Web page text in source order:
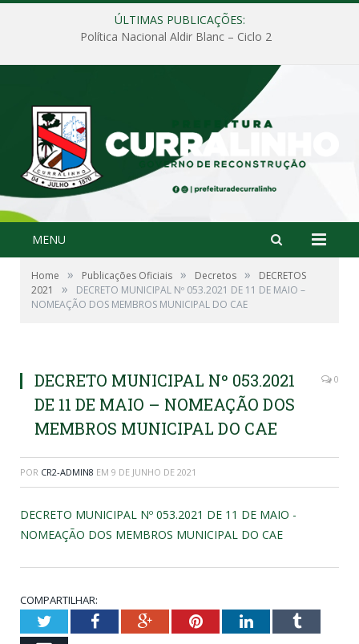
ÚLTIMAS PUBLICAÇÕES:
Política Nacional Aldir Blanc – Ciclo 2
MENU
Home » Publicações Oficiais » Decretos »
DECRETOS
2021
»
DECRETO MUNICIPAL Nº 053.2021 DE 11 DE MAIO –
NOMEAÇÃO DOS MEMBROS MUNICIPAL DO CAE
DECRETO MUNICIPAL Nº 053.2021
DE 11 DE MAIO – NOMEAÇÃO DOS
MEMBROS MUNICIPAL DO CAE
0
POR CR2-ADMIN8 EM 9 DE JUNHO DE 2021
DECRETO MUNICIPAL Nº 053.2021 DE 11 DE MAIO -
NOMEAÇÃO DOS MEMBROS MUNICIPAL DO CAE
COMPARTILHAR:
TwitterFacebookGoogle+PinterestLinkedInTumblr